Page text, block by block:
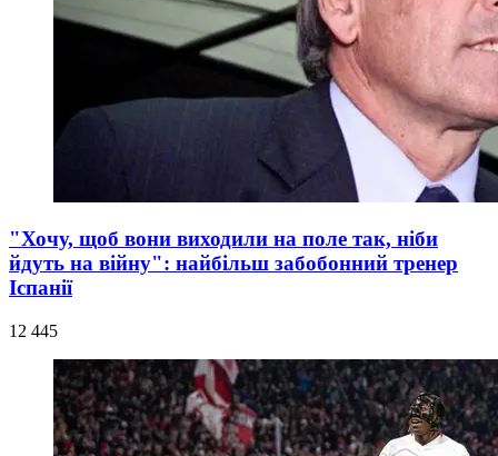
"Хочу, щоб вони виходили на поле так, ніби
йдуть на війну": найбільш забобонний тренер
Іспанії
12 445